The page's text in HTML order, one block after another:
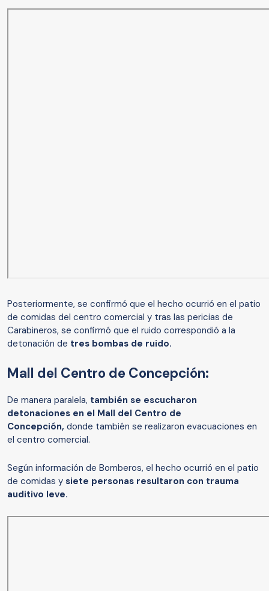
Posteriormente, se confirmó que el hecho ocurrió en el patio
de comidas del centro comercial y tras las pericias de
Carabineros, se confirmó que el ruido correspondió a la
detonación de tres bombas de ruido.
Mall del Centro de Concepción:
De manera paralela, también se escucharon
detonaciones en el Mall del Centro de
Concepción, donde también se realizaron evacuaciones en
el centro comercial.
Según información de Bomberos, el hecho ocurrió en el patio
de comidas y siete personas resultaron con trauma
auditivo leve.